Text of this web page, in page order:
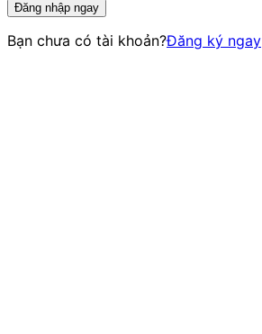
Đăng nhập ngay
Bạn chưa có tài khoản?Đăng ký ngay